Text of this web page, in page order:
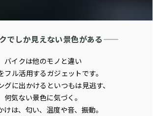
でしか見えない景色がある――
バイクは他のモノと違い
フル活用するガジェットです。
グに出かけるといつもは見逃す、
何気ない景色に気づく。
けは、匂い、温度や音、振動。